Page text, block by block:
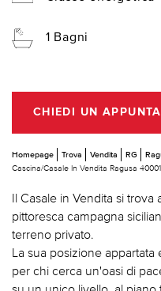
1 Bagni
CHIEDI UN
Homepage Trova Vendita RG
Cascina/Casale In Vendita Ragusa
Il Casale in Vendita si trova
pittoresca campagna
terreno privato.
La sua posizione
per chi cerca un'oasi di